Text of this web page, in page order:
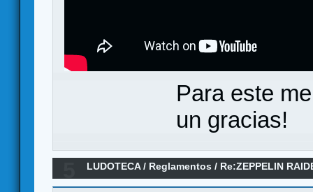
Para este
un gracias!
LUDOTECA/ Reglamentos / Re:ZEPPELIN